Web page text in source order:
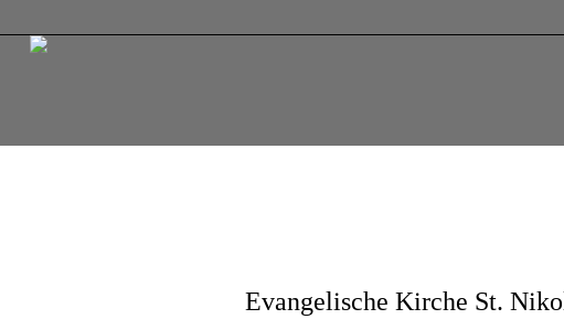
Evangelische Kirche St.